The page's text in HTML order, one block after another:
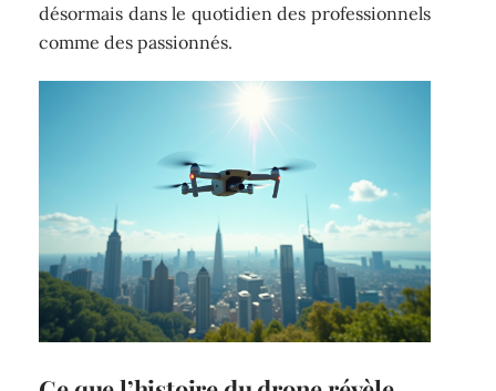
désormais dans le quotidien des professionnels
comme des passionnés.